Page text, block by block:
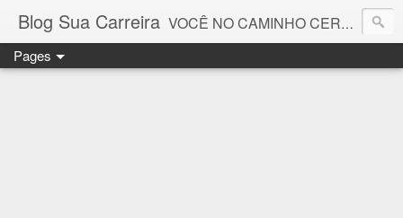
Blog Sua Carreira VOCÊ NO CAMINHO CERTO! 🤓💻🚀
Pages